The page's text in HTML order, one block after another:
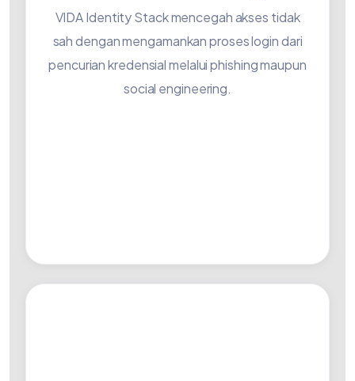
VIDA Identity Stack mencegah akses tidak
sah dengan mengamankan proses login dari
pencurian kredensial melalui phishing maupun
social engineering.